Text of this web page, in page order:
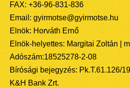
FAX: +36-96-831-836
Email: gyirmotse@gyirmotse.hu
Elnök: Horváth Ernő
Elnök-helyettes: Margitai Zoltán |
Adószám:18525278-2-08
Bírósági bejegyzés: Pk.T.61.126/
K&H Bank Zrt.